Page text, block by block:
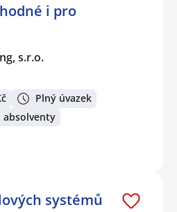
i pro
s.r.o.
Plný úvazek
absolventy
systémů